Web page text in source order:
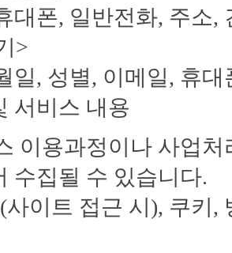
대폰, 일반전화, 주소,
>
일, 성별, 이메일, 휴
서비스 내용
이용과정이나 사업
수집될 수 있습니다.
사이트 접근 시), 쿠